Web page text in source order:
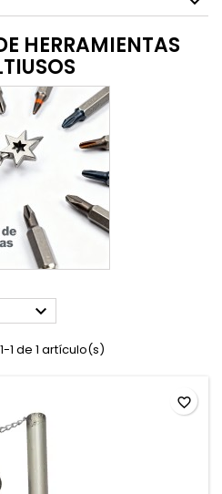
HERRAMIENTAS

1 de 1 artículo(s)
favorite_border